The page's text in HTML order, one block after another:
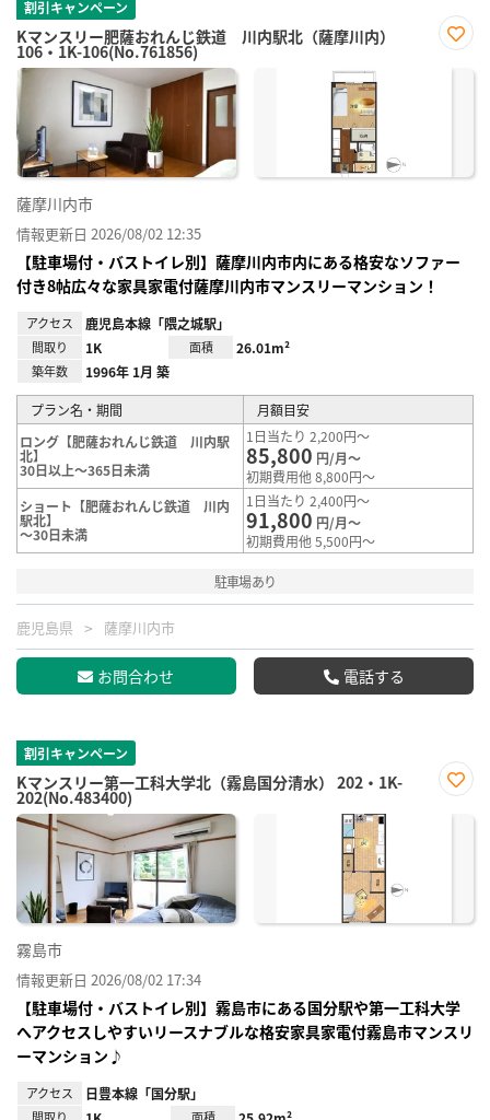
割引キャンペーン
Kマンスリー肥薩おれんじ鉄道 川内駅北（薩摩川内）
106・1K-106(No.761856)
に入
薩摩川内市
情報更新日 2026/08/02 12:35
【駐車場付・バストイレ別】薩摩川内市内にある格安なソファー
付き8帖広々な家具家電付薩摩川内市マンスリーマンション！
アクセス 鹿児島本線「隈之城駅」
間取り 1K 面積 26.01m²
築年数 1996年 1月 築
プラン名・期間
月額目安
ロング【肥薩おれんじ鉄道 川内駅
北】
30日以上～365日未満
1日当たり 2,200円～
85,800 円/月～
初期費用他 8,800円～
ショート【肥薩おれんじ鉄道 川内
駅北】
～30日未満
1日当たり 2,400円～
91,800 円/月～
初期費用他 5,500円～
駐車場あり
鹿児島県 薩摩川内市
お問合わせ 電話する
割引キャンペーン
Kマンスリー第一工科大学北（霧島国分清水） 202・1K-
202(No.483400)
に入
霧島市
情報更新日 2026/08/02 17:34
【駐車場付・バストイレ別】霧島市にある国分駅や第一工科大学
へアクセスしやすいリースナブルな格安家具家電付霧島市マンスリ
ーマンション♪
アクセス 日豊本線「国分駅」